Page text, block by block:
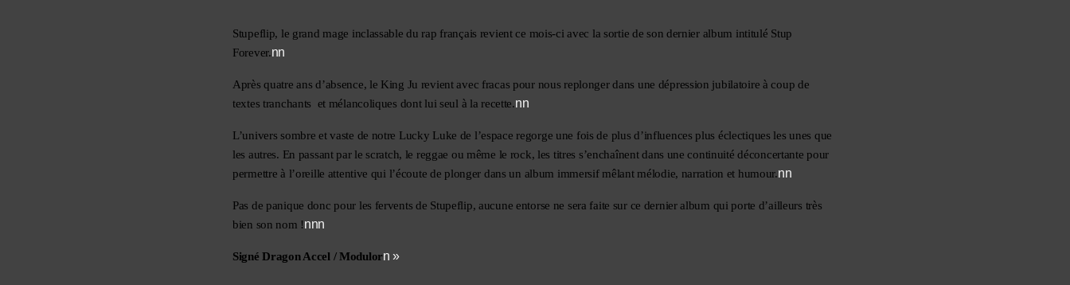
Stupeflip, le grand mage inclassable du rap français revient ce mois-ci avec la sortie de son dernier album intitulé Stup
Forever.nn
Après quatre ans d’absence, le King Ju revient avec fracas pour nous replonger dans une dépression jubilatoire à coup de
textes tranchants  et mélancoliques dont lui seul à la recette.nn
L’univers sombre et vaste de notre Lucky Luke de l’espace regorge une fois de plus d’influences plus éclectiques les unes que
les autres. En passant par le scratch, le reggae ou même le rock, les titres s’enchaînent dans une continuité déconcertante pour
permettre à l’oreille attentive qui l’écoute de plonger dans un album immersif mêlant mélodie, narration et humour.nn
Pas de panique donc pour les fervents de Stupeflip, aucune entorse ne sera faite sur ce dernier album qui porte d’ailleurs très
bien son nom !nnn
Signé Dragon Accel / Modulorn »